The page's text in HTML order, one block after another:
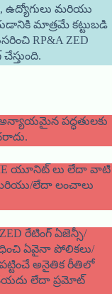
మరియు
మాత్రమే కట్టుబడి
RP&A ZED
అన్యాయమైన పద్ధతులకు
యూనిట్ లు లేదా వాటి
మరియు/లేదా లంచాలు
రేటింగ్ ఏజెన్సీ/
ఏవైనా పోలికలు/
అనైతిక రీతిలో
చేయదు లేదా ప్రమోట్